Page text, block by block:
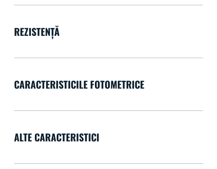
REZISTENȚĂ
CARACTERISTICILE FOTOMETRICE
ALTE CARACTERISTICI